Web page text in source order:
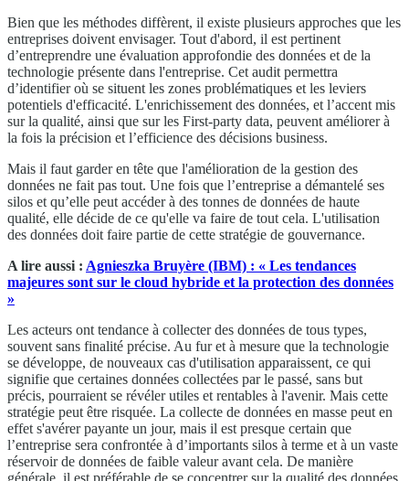
Bien que les méthodes diffèrent, il existe plusieurs approches que les
entreprises doivent envisager. Tout d'abord, il est pertinent
d’entreprendre une évaluation approfondie des données et de la
technologie présente dans l'entreprise. Cet audit permettra
d’identifier où se situent les zones problématiques et les leviers
potentiels d'efficacité. L'enrichissement des données, et l’accent mis
sur la qualité, ainsi que sur les First-party data, peuvent améliorer à
la fois la précision et l’efficience des décisions business.
Mais il faut garder en tête que l'amélioration de la gestion des
données ne fait pas tout. Une fois que l’entreprise a démantelé ses
silos et qu’elle peut accéder à des tonnes de données de haute
qualité, elle décide de ce qu'elle va faire de tout cela. L'utilisation
des données doit faire partie de cette stratégie de gouvernance.
A lire aussi : Agnieszka Bruyère (IBM) : « Les tendances
majeures sont sur le cloud hybride et la protection des données
»
Les acteurs ont tendance à collecter des données de tous types,
souvent sans finalité précise. Au fur et à mesure que la technologie
se développe, de nouveaux cas d'utilisation apparaissent, ce qui
signifie que certaines données collectées par le passé, sans but
précis, pourraient se révéler utiles et rentables à l'avenir. Mais cette
stratégie peut être risquée. La collecte de données en masse peut en
effet s'avérer payante un jour, mais il est presque certain que
l’entreprise sera confrontée à d’importants silos à terme et à un vaste
réservoir de données de faible valeur avant cela. De manière
générale, il est préférable de se concentrer sur la qualité des données